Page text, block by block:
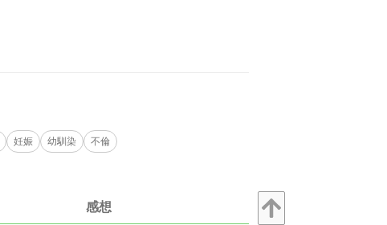
妊娠 幼馴染 不倫
感想